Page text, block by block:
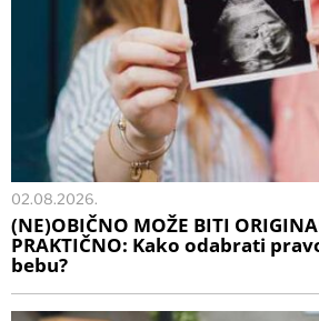
02.08.2026.
(NE)OBIČNO MOŽE BITI
PRAKTIČNO: Kako odabrati
bebu?